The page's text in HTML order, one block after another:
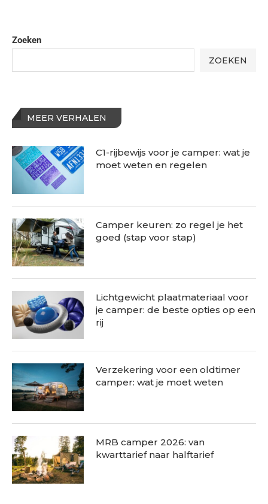
Zoeken
ZOEKEN
MEER VERHALEN
C1-rijbewijs voor je camper: wat je
moet weten en regelen
Camper keuren: zo regel je het
goed (stap voor stap)
Lichtgewicht plaatmateriaal voor
je camper: de beste opties op een
rij
Verzekering voor een oldtimer
camper: wat je moet weten
MRB camper 2026: van
kwarttarief naar halftarief